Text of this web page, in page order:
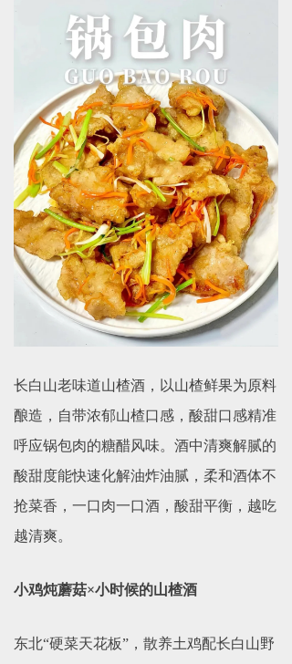
长白山老味道山楂酒，以山楂鲜果为原料
酿造，自带浓郁山楂口感，酸甜口感精准
呼应锅包肉的糖醋风味。酒中清爽解腻的
酸甜度能快速化解油炸油腻，柔和酒体不
抢菜香，一口肉一口酒，酸甜平衡，越吃
越清爽。
小鸡炖蘑菇×小时候的山楂酒
东北“硬菜天花板”，散养土鸡配长白山野